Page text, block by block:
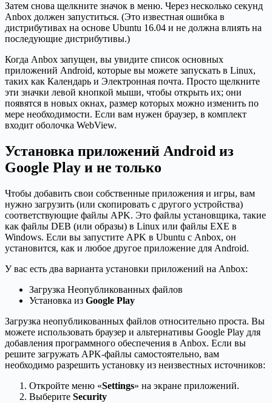
Затем снова щелкните значок в меню. Через несколько секунд
Anbox должен запуститься. (Это известная ошибка в
дистрибутивах на основе Ubuntu 16.04 и не должна влиять на
последующие дистрибутивы.)
Когда Anbox запущен, вы увидите список основных
приложений Android, которые вы можете запускать в Linux,
таких как Календарь и Электронная почта. Просто щелкните
эти значки левой кнопкой мыши, чтобы открыть их; они
появятся в новых окнах, размер которых можно изменить по
мере необходимости. Если вам нужен браузер, в комплект
входит оболочка WebView.
Установка приложений Android из
Google Play и не только
Чтобы добавить свои собственные приложения и игры, вам
нужно загрузить (или скопировать с другого устройства)
соответствующие файлы APK. Это файлы установщика, такие
как файлы DEB (или образы) в Linux или файлы EXE в
Windows. Если вы запустите APK в Ubuntu с Anbox, он
установится, как и любое другое приложение для Android.
У вас есть два варианта установки приложений на Anbox:
Загрузка Неопубликованных файлов
Установка из Google Play
Загрузка неопубликованных файлов относительно проста. Вы
можете использовать браузер и альтернативы Google Play для
добавления программного обеспечения в Anbox. Если вы
решите загружать APK-файлы самостоятельно, вам
необходимо разрешить установку из неизвестных источников:
Откройте меню «Settings» на экране приложений.
Выберите Security